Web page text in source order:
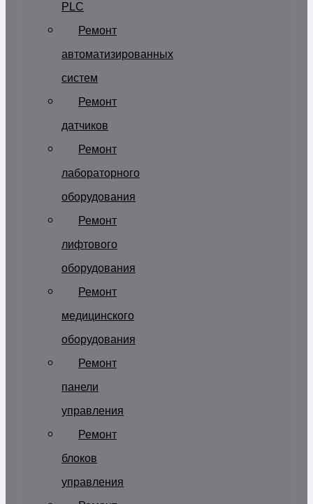
PLC
Ремонт
автоматизированных
систем
Ремонт
датчиков
Ремонт
лабораторного
оборудования
Ремонт
лифтового
оборудования
Ремонт
медицинского
оборудования
Ремонт
панели
управления
Ремонт
блоков
управления